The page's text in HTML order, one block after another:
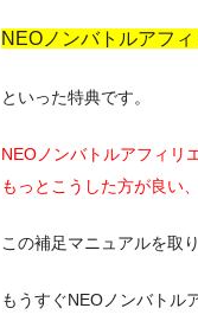
NEOノンバトルアフ
といった特典です。
NEOノンバトルアフィリ
もっとこうした方が良い
この補足マニュアルを取
もうすぐNEOノンバトル